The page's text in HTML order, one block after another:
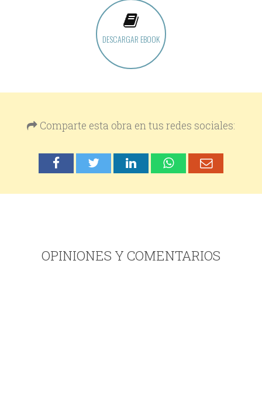
DESCARGAR EBOOK
Comparte esta obra en tus redes sociales:
OPINIONES Y COMENTARIOS